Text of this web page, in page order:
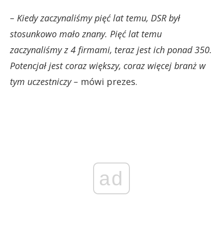
– Kiedy zaczynaliśmy pięć lat temu, DSR był
stosunkowo mało znany. Pięć lat temu
zaczynaliśmy z 4 firmami, teraz jest ich ponad 350.
Potencjał jest coraz większy, coraz więcej branż w
tym uczestniczy – mówi prezes.
ad